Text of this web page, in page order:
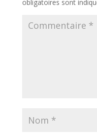
obligatoires sont